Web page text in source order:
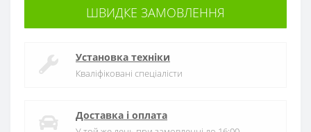
ШВИДКЕ ЗАМОВЛЕННЯ
Установка техніки
Кваліфіковані спеціалісти
Доставка і оплата